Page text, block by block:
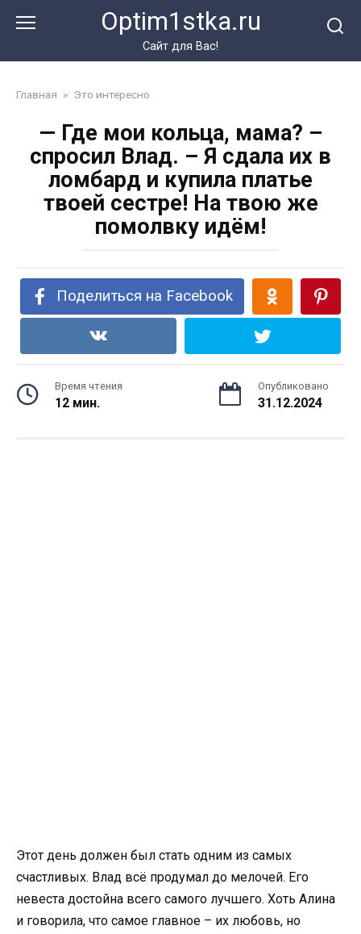
Optim1stka.ru
Сайт для Вас!
Главная » Это интересно
— Где мои кольца, мама? –
спросил Влад. – Я сдала их в
ломбард и купила платье
твоей сестре! На твою же
помолвку идём!
Поделиться на Facebook
Время чтения
12 мин.
Опубликовано
31.12.2024
Этот день должен был стать одним из самых
счастливых. Влад всё продумал до мелочей. Его
невеста достойна всего самого лучшего. Хоть Алина
и говорила, что самое главное – их любовь, но